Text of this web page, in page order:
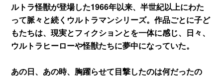
ルトラ怪獣が登場した1966年以来、半世紀以上にわた
って脈々と続くウルトラマンシリーズ。作品ごとに子ど
もたちは、現実とフィクションとを一体に感じ、日々、
ウルトラヒーローや怪獣たちに夢中になっていた。
あの日、あの時、胸躍らせて目撃したのは何だったの